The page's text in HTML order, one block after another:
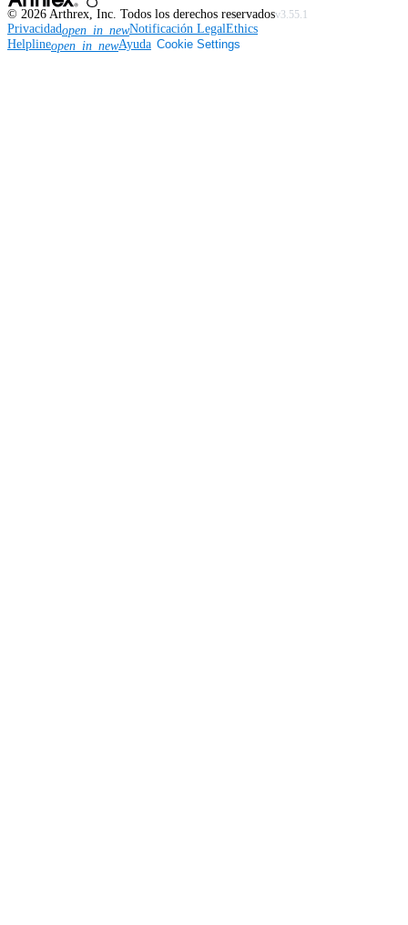
© 2026 Arthrex, Inc. Todos los derechos reservadosv3.55.1
Privacidadopen_in_newNotificación LegalEthics
Helplineopen_in_newAyuda Cookie Settings